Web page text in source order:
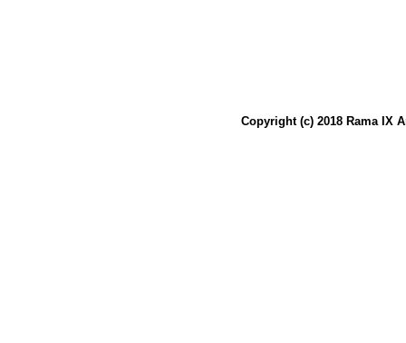
Copyright (c) 2018 Rama IX